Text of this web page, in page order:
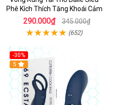
Phê Kích Thích Tăng Khoái Cảm
290.000₫ 345.000₫
(652)
-30%
Hot
5